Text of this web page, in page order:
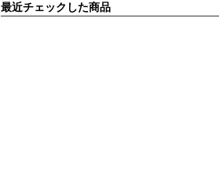
最近チェックした商品